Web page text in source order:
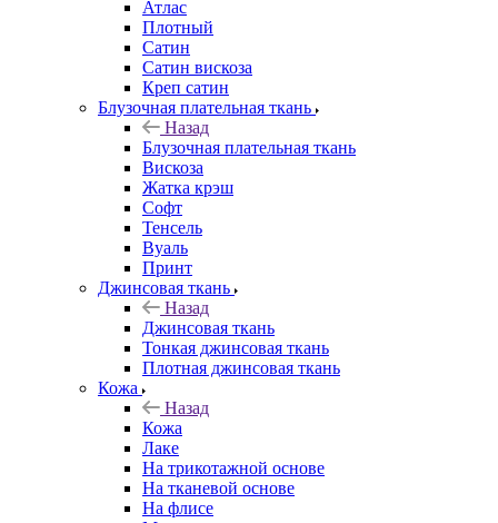
Атлас
Плотный
Сатин
Сатин вискоза
Креп сатин
Блузочная плательная ткань
Назад
Блузочная плательная ткань
Вискоза
Жатка крэш
Софт
Тенсель
Вуаль
Принт
Джинсовая ткань
Назад
Джинсовая ткань
Тонкая джинсовая ткань
Плотная джинсовая ткань
Кожа
Назад
Кожа
Лаке
На трикотажной основе
На тканевой основе
На флисе